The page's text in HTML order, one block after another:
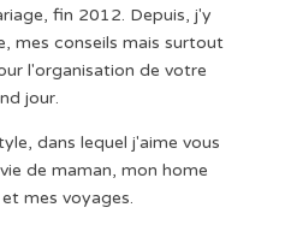
fin 2012. Depuis, j'y
mes conseils mais surtout
l'organisation de votre
jour.
dans lequel j'aime vous
de maman, mon home
mes voyages.